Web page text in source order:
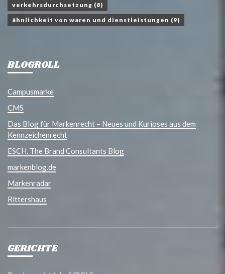
verkehrsdurchsetzung (8)
ähnlichkeit von waren und dienstleistungen (9)
BLOGROLL
Campusmarke
CMS
Das Blog für Markenrecht – Neues und Kurioses aus dem
Kennzeichenrecht
ESCH. The Brand Consultants Blog
markenblog.de
Markenradar
Rittershaus
GERICHTE